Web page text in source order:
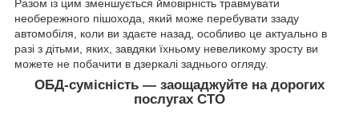
Разом із цим зменшується ймовірність травмувати
необережного пішохода, який може перебувати ззаду
автомобіля, коли ви здаєте назад, особливо це актуально в
разі з дітьми, яких, завдяки їхньому невеликому зросту ви
можете не побачити в дзеркалі заднього огляду.
ОБД-сумісність — заощаджуйте на дорогих
послугах СТО